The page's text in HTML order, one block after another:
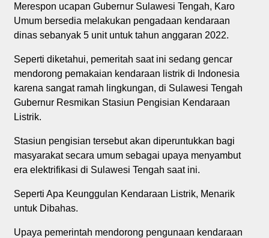
Merespon ucapan Gubernur Sulawesi Tengah, Karo
Umum bersedia melakukan pengadaan kendaraan
dinas sebanyak 5 unit untuk tahun anggaran 2022.
Seperti diketahui, pemeritah saat ini sedang gencar
mendorong pemakaian kendaraan listrik di Indonesia
karena sangat ramah lingkungan, di Sulawesi Tengah
Gubernur Resmikan Stasiun Pengisian Kendaraan
Listrik.
Stasiun pengisian tersebut akan diperuntukkan bagi
masyarakat secara umum sebagai upaya menyambut
era elektrifikasi di Sulawesi Tengah saat ini.
Seperti Apa Keunggulan Kendaraan Listrik, Menarik
untuk Dibahas.
Upaya pemerintah mendorong pengunaan kendaraan